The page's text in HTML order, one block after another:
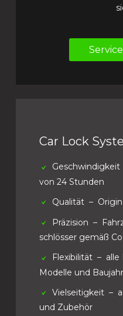
Car Lock
Geschwindigkeit
von 24 Stunden
Qualität –
Präzision –
schlösser gemäß
Flexibilität – alle
Modelle und
Vielseitigkeit –
und Zubehör